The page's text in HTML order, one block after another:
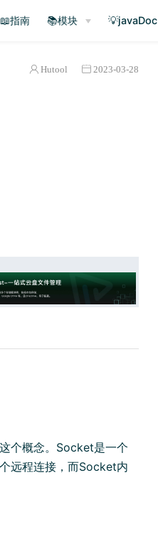
📖指南 📚模块 💡javaDoc
Hutool 2023-03-28
个概念。Socket是一个
远程连接，而Socket内